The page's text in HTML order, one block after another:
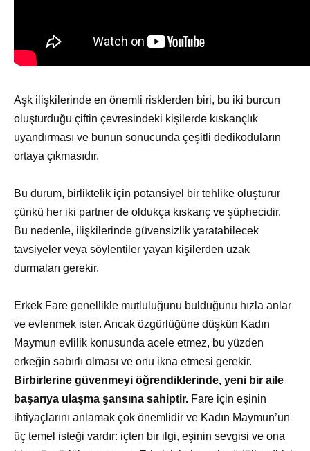
Aşk ilişkilerinde en önemli risklerden biri, bu iki burcun
oluşturduğu çiftin çevresindeki kişilerde kıskançlık
uyandırması ve bunun sonucunda çeşitli dedikoduların
ortaya çıkmasıdır.
Bu durum, birliktelik için potansiyel bir tehlike oluşturur
çünkü her iki partner de oldukça kıskanç ve şüphecidir.
Bu nedenle, ilişkilerinde güvensizlik yaratabilecek
tavsiyeler veya söylentiler yayan kişilerden uzak
durmaları gerekir.
Erkek Fare genellikle mutluluğunu bulduğunu hızla anlar
ve evlenmek ister. Ancak özgürlüğüne düşkün Kadın
Maymun evlilik konusunda acele etmez, bu yüzden
erkeğin sabırlı olması ve onu ikna etmesi gerekir.
Birbirlerine güvenmeyi öğrendiklerinde, yeni bir aile
başarıya ulaşma şansına sahiptir. Fare için eşinin
ihtiyaçlarını anlamak çok önemlidir ve Kadın Maymun’un
üç temel isteği vardır: içten bir ilgi, eşinin sevgisi ve ona